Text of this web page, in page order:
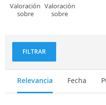
Valoración
sobre
Valoración
sobre
FILTRAR
Relevancia Fecha